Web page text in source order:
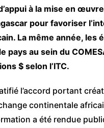
à la mise en
pour favoriser
La même année, les
pays au sein du
$ selon l’ITC.
l’accord portant
continentale
a été rendue